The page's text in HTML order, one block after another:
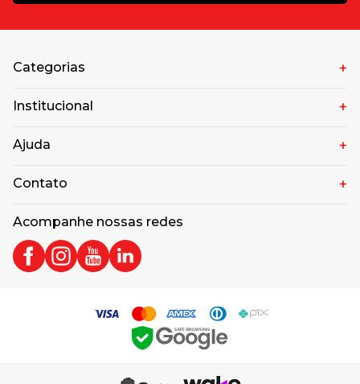
Categorias
Institucional
Ajuda
Contato
Acompanhe nossas redes